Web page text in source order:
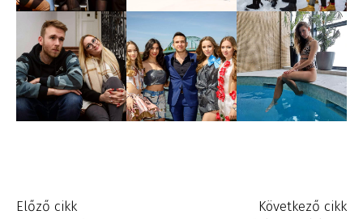
Előző cikk Következő cikk